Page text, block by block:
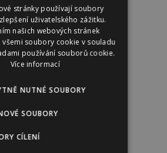
Reklama
stránky používají soubory
uživatelského zážitku.
našich webových stránek
všemi soubory cookie v souladu
používání souborů cookie.
Více informací
NUTNÉ SOUBORY
SOUBORY
CÍLENÍ